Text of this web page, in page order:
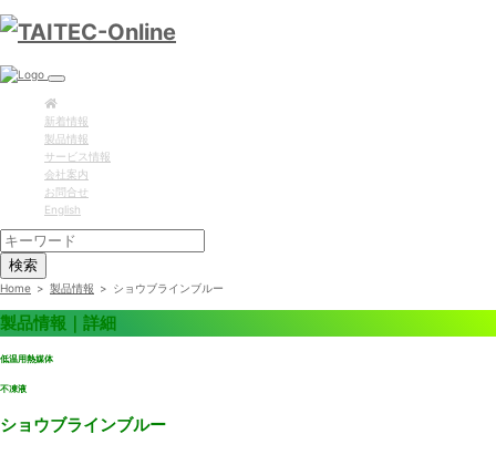
新着情報
製品情報
サービス情報
会社案内
お問合せ
English
検索
Home > 製品情報 > ショウブラインブルー
製品情報｜詳細
低温用熱媒体
不凍液
ショウブラインブルー